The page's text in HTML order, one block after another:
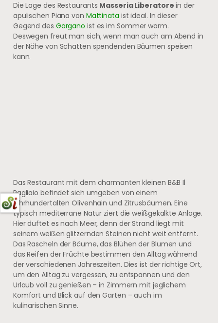
Die Lage des Restaurants Masseria Liberatore in der
apulischen Piana von Mattinata ist ideal. In dieser
Gegend des Gargano ist es im Sommer warm.
Deswegen freut man sich, wenn man auch am Abend in
der Nähe von Schatten spendenden Bäumen speisen
kann.
Das Restaurant mit dem charmanten kleinen B&B Il
Pagliaio befindet sich umgeben von einem
jahrhundertalten Olivenhain und Zitrusbäumen. Eine
typisch mediterrane Natur ziert die weißgekalkte Anlage.
Hier duftet es nach Meer, denn der Strand liegt mit
seinem weißen glitzernden Steinen nicht weit entfernt.
Das Rascheln der Bäume, das Blühen der Blumen und
das Reifen der Früchte bestimmen den Alltag während
der verschiedenen Jahreszeiten. Dies ist der richtige Ort,
um den Alltag zu vergessen, zu entspannen und den
Urlaub voll zu genießen – in Zimmern mit jeglichem
Komfort und Blick auf den Garten – auch im
kulinarischen Sinne.